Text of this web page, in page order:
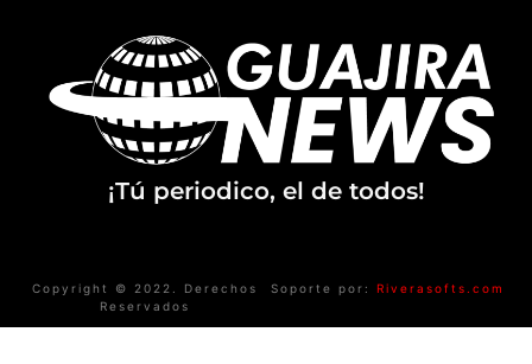
¡Tú periodico, el de todos!
Copyright © 2022. Derechos
Reservados
Soporte por: Riverasofts.com